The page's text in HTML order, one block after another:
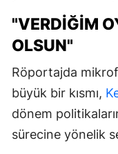
"VERDIĞIM
OLSUN"
Röportajda
büyük bir kısmı,
dönem
sürecine yönelik